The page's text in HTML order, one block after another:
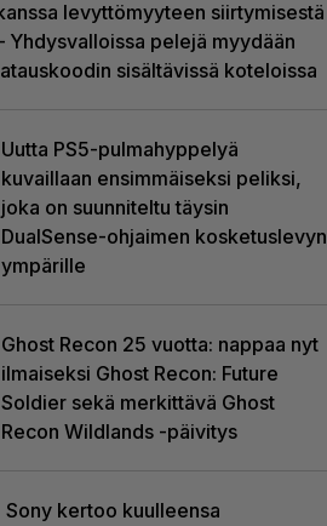
levyttömyyteen siirtymisestä
Yhdysvalloissa pelejä myydään
sisältävissä koteloissa
Uutta PS5-pulmahyppelyä
kuvaillaan ensimmäiseksi peliksi,
joka on suunniteltu täysin
DualSense-ohjaimen kosketuslevyn
ympärille
Ghost Recon 25 vuotta: nappaa nyt
ilmaiseksi Ghost Recon: Future
Soldier sekä merkittävä Ghost
Recon Wildlands -päivitys
Sony kertoo kuulleensa